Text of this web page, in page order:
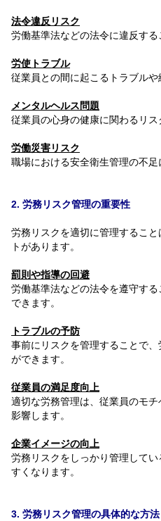
法令違反リスク
労働基準法などの法令に違反す
労使トラブル
従業員との間に起こるトラブルや
メンタルヘルス問題
従業員の心身の健康に関わるリス
労働災害リスク
職場における安全衛生管理の不足
2. 労務リスク管理の重要性
労務リスクを適切に管理するこ
トがあります。
罰則や指導の回避
労働基準法などの法令を遵守す
できます。
トラブルの予防
事前にリスクを管理することで
ができます。
従業員の満足度向上
適切な労務管理は、従業員のモ
影響します。
企業イメージの向上
労務リスクをしっかり管理して
すくなります。
3. 労務リスク管理の具体的な方法